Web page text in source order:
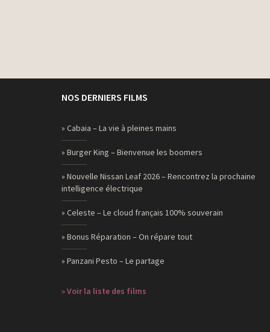
NOS DERNIERS FILMS
» Cabaia – La vie à pleines mains
» Burger King – Bienvenue les boomers
» Nouvelle Nissan Leaf 2026 – Rencontrez la prochaine
intelligence électrique
» Celeste – Le cloud français 100% souverain
» Bonus Réparation – On répare tout
» Panzani Pesto – Le partage
» Voir la liste des films